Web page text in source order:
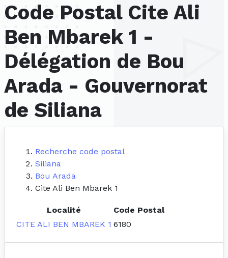
Code Postal Cite Ali
Ben Mbarek 1 -
Délégation de Bou
Arada - Gouvernorat
de Siliana
Recherche code postal
Siliana
Bou Arada
Cite Ali Ben Mbarek 1
Localité
Code Postal
CITE ALI BEN MBAREK 1 6180